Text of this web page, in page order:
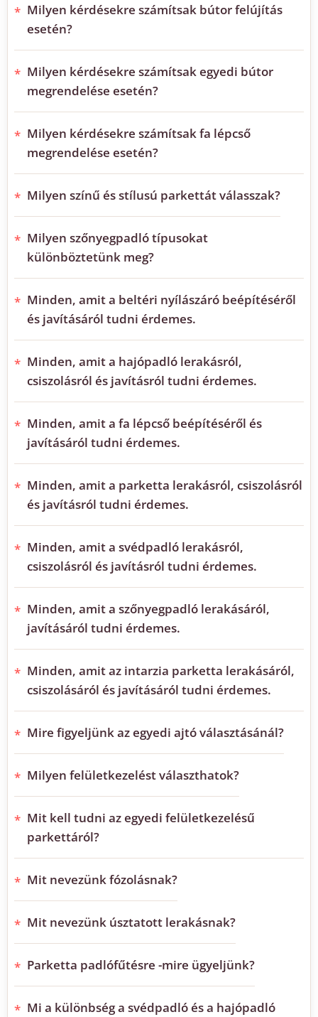
Milyen kérdésekre számítsak bútor felújítás
esetén?
Milyen kérdésekre számítsak egyedi bútor
megrendelése esetén?
Milyen kérdésekre számítsak fa lépcső
megrendelése esetén?
Milyen színű és stílusú parkettát válasszak?
Milyen szőnyegpadló típusokat
különböztetünk meg?
Minden, amit a beltéri nyílászáró beépítéséről
és javításáról tudni érdemes.
Minden, amit a hajópadló lerakásról,
csiszolásról és javításról tudni érdemes.
Minden, amit a fa lépcső beépítéséről és
javításáról tudni érdemes.
Minden, amit a parketta lerakásról, csiszolásról
és javításról tudni érdemes.
Minden, amit a svédpadló lerakásról,
csiszolásról és javításról tudni érdemes.
Minden, amit a szőnyegpadló lerakásáról,
javításáról tudni érdemes.
Minden, amit az intarzia parketta lerakásáról,
csiszolásáról és javításáról tudni érdemes.
Mire figyeljünk az egyedi ajtó választásánál?
Milyen felületkezelést választhatok?
Mit kell tudni az egyedi felületkezelésű
parkettáról?
Mit nevezünk fózolásnak?
Mit nevezünk úsztatott lerakásnak?
Parketta padlófűtésre -mire ügyeljünk?
Mi a különbség a svédpadló és a hajópadló